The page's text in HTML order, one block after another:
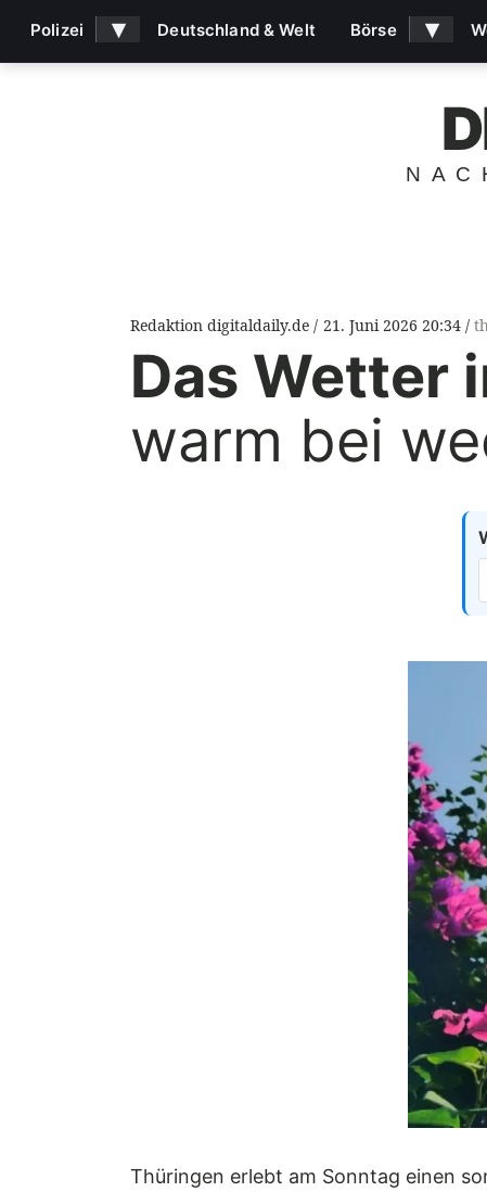
Redaktion digitaldaily.de 21. Juni 2026 20:34
Das Wetter
warm bei
Thüringen erlebt am Sonntag einen
Polizei ▾ Deutschland & Welt Börse ▾